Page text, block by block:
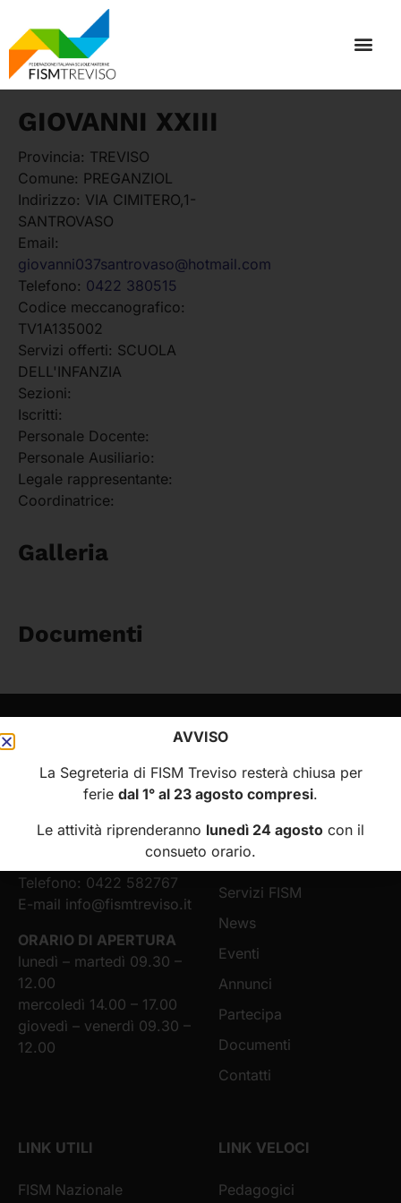
GIOVANNI XXIII
Provincia: TREVISO
Comune: PREGANZIOL
Indirizzo: VIA CIMITERO,1-
SANTROVASO
Email:
giovanni037santrovaso@hotmail.com
Telefono: 0422 380515
Codice meccanografico:
TV1A135002
Servizi offerti: SCUOLA
DELL'INFANZIA
Sezioni:
Iscritti:
Personale Docente:
Personale Ausiliario:
Legale rappresentante:
Coordinatrice:
Galleria
Documenti
Federazione Italiana
Scuole Materne
Via Tiziano Vecellio, 16
Telefono: 0422 582767
E-mail info@fismtreviso.it
ORARIO DI APERTURA
lunedì – martedì 09.30 –
12.00
mercoledì 14.00 – 17.00
giovedì – venerdì 09.30 –
12.00
MENÙ
Home
Scuole infanzia e asili
nido
Servizi FISM
News
Eventi
Annunci
Partecipa
Documenti
Contatti
LINK UTILI
FISM Nazionale
LINK VELOCI
Pedagogici
AVVISO
La Segreteria di FISM Treviso resterà chiusa per
ferie dal 1° al 23 agosto compresi.
Le attività riprenderanno lunedì 24 agosto con il
consueto orario.